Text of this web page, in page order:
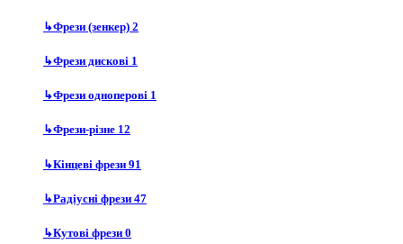
↳Фрези (зенкер) 2
↳Фрези дискові 1
↳Фрези одноперові 1
↳Фрези-різне 12
↳Кінцеві фрези 91
↳Радіусні фрези 47
↳Кутові фрези 0